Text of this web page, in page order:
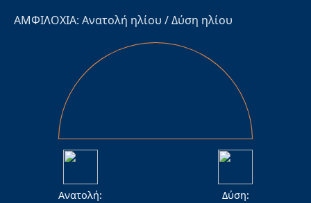
ΑΜΦΙΛΟΧΙΑ: Ανατολή ηλίου / Δύση ηλίου
Ανατολή: Δύση: